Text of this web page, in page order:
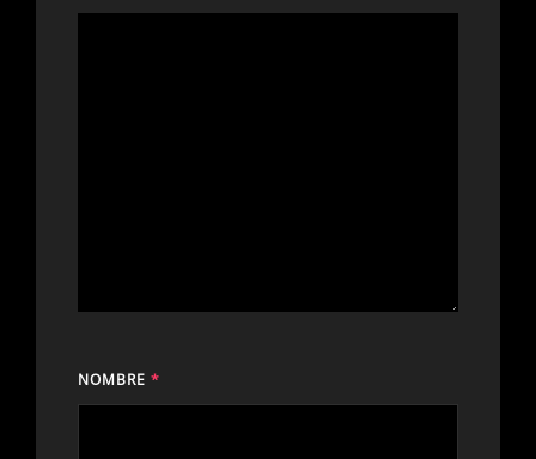
NOMBRE *